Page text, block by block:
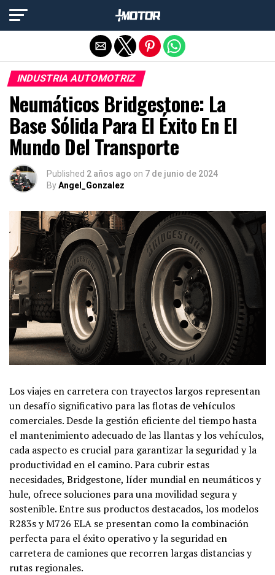
INDUSTRIA AUTOMOTRIZ
Neumáticos Bridgestone: La
Base Sólida Para El Éxito En El
Mundo Del Transporte
Published 2 años ago on 7 de junio de 2024
ByAngel_Gonzalez
Los viajes en carretera con trayectos largos representan
un desafío significativo para las flotas de vehículos
comerciales. Desde la gestión eficiente del tiempo hasta
el mantenimiento adecuado de las llantas y los vehículos,
cada aspecto es crucial para garantizar la seguridad y la
productividad en el camino. Para cubrir estas
necesidades, Bridgestone, líder mundial en neumáticos y
hule, ofrece soluciones para una movilidad segura y
sostenible. Entre sus productos destacados, los modelos
R283s y M726 ELA se presentan como la combinación
perfecta para el éxito operativo y la seguridad en
carretera de camiones que recorren largas distancias y
rutas regionales.
Salir de la versión móvil